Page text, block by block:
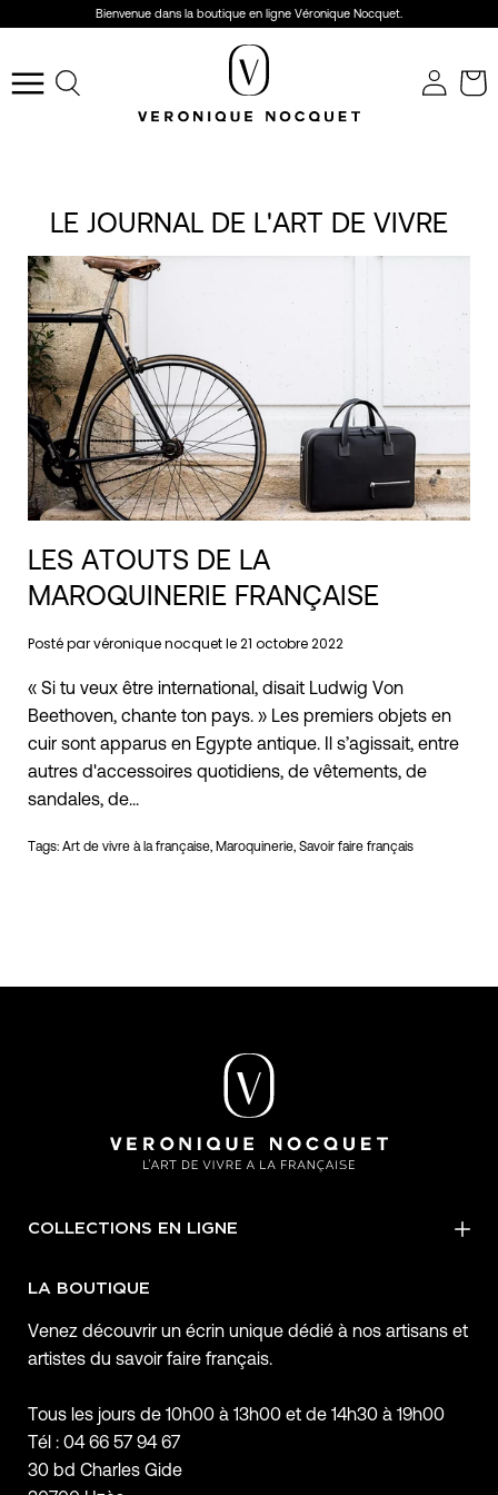
contenu
Bienvenue dans la boutique en ligne Véronique Nocquet.
Ouvrir
LE JOURNAL DE L'ART DE VIVRE
LES ATOUTS DE LA
MAROQUINERIE FRANÇAISE
Posté par véronique nocquet le21 octobre 2022
« Si tu veux être international, disait Ludwig Von
Beethoven, chante ton pays. » Les premiers objets en
cuir sont apparus en Egypte antique. Il s’agissait, entre
autres d'accessoires quotidiens, de vêtements, de
sandales, de...
Tags: Art de vivre à la française Maroquinerie Savoir faire français
COLLECTIONS EN LIGNE
LA BOUTIQUE
Venez découvrir un écrin unique dédié à nos artisans et
artistes du savoir faire français.
Tous les jours de 10h00 à 13h00 et de 14h30 à 19h00
Tél : 04 66 57 94 67
30 bd Charles Gide